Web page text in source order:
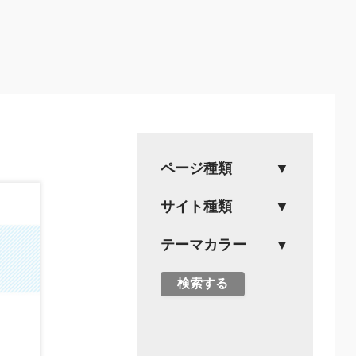
ページ種類
サイト種類
テーマカラー
検索する